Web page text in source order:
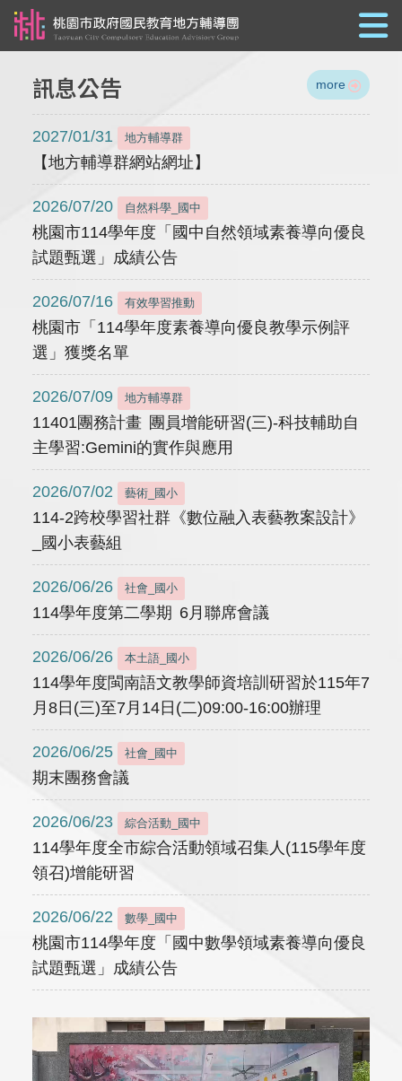
訊息公告 more
2027/01/31 地方輔導群
【地方輔導群網站網址】
2026/07/20 自然科學_國中
桃園市114學年度「國中自然領域素養導向優良
試題甄選」成績公告
2026/07/16 有效學習推動
桃園市「114學年度素養導向優良教學示例評
選」獲獎名單
2026/07/09 地方輔導群
11401團務計畫 團員增能研習(三)-科技輔助自
主學習:Gemini的實作與應用
2026/07/02 藝術_國小
114-2跨校學習社群《數位融入表藝教案設計》
_國小表藝組
2026/06/26 社會_國小
114學年度第二學期 6月聯席會議
2026/06/26 本土語_國小
114學年度閩南語文教學師資培訓研習於115年7
月8日(三)至7月14日(二)09:00-16:00辦理
2026/06/25 社會_國中
期末團務會議
2026/06/23 綜合活動_國中
114學年度全市綜合活動領域召集人(115學年度
領召)增能研習
2026/06/22 數學_國中
桃園市114學年度「國中數學領域素養導向優良
試題甄選」成績公告